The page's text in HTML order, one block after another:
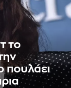
το
πουλάει